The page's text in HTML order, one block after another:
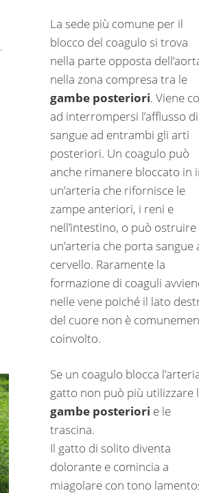
La sede più comune per il
blocco del coagulo si trova
nella parte opposta
nella zona compresa tra le
gambe posteriori. Viene
ad interrompersi l’afflusso di
sangue ad entrambi gli arti
posteriori. Un coagulo può
anche rimanere bloccato in
un’arteria che rifornisce le
zampe anteriori, i reni e
nell’intestino, o può ostruire
un’arteria che porta sangue
cervello. Raramente la
formazione di coaguli
nelle vene poiché il lato
del cuore non è
coinvolto.
Se un coagulo blocca
gatto non può più utilizzare
gambe posteriori e le
trascina.
Il gatto di solito diventa
dolorante e comincia a
miagolare con tono
.